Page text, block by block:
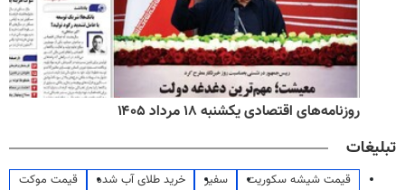
روزنامه‌های اقتصادی یکشنبه ۱۸ مرداد ۱۴۰۵
تبلیغات
قیمت شیشه سکوریت سفیر خرید طلای آب شده
قیمت موکت